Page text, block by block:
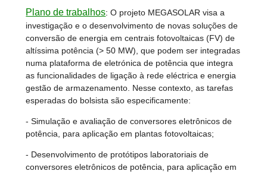
Plano de trabalhos:O projeto MEGASOLAR visa a
investigação e o desenvolvimento de novas soluções de
conversão de energia em centrais fotovoltaicas (FV) de
altíssima potência (> 50 MW), que podem ser integradas
numa plataforma de eletrónica de potência que integra
as funcionalidades de ligação à rede eléctrica e energia
gestão de armazenamento. Nesse contexto, as tarefas
esperadas do bolsista são especificamente:
- Simulação e avaliação de conversores eletrônicos de
potência, para aplicação em plantas fotovoltaicas;
- Desenvolvimento de protótipos laboratoriais de
conversores eletrônicos de potência, para aplicação em